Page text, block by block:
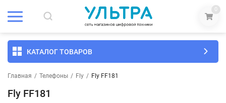
0
КАТАЛОГ ТОВАРОВ
Главная / Телефоны / Fly / Fly FF181
Fly FF181